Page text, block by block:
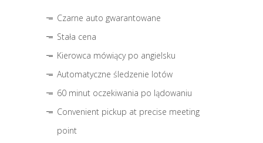
Czarne auto gwarantowane
Stała cena
Kierowca mówiący po angielsku
Automatyczne śledzenie lotów
60 minut oczekiwania po lądowaniu
Convenient pickup at precise meeting
point